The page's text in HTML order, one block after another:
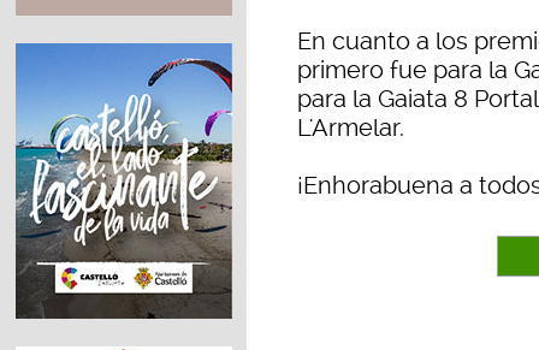
En cuanto a los
primero fue para la
para la Gaiata 8
L'Armelar.
¡Enhorabuena a